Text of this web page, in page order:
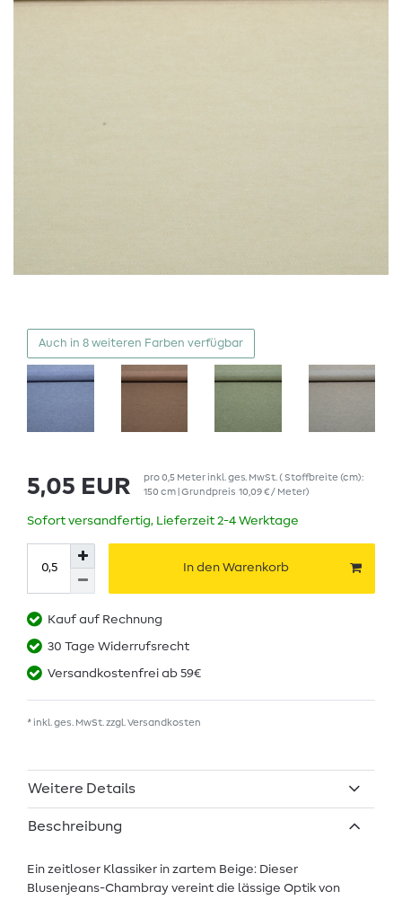
Auch in 8 weiteren Farben verfügbar
5,05 EUR pro0,5 Meterinkl. ges. MwSt. ( Stoffbreite (cm):
150 cm | Grundpreis 10,09 € / Meter)
Sofort versandfertig, Lieferzeit 2-4 Werktage
In den Warenkorb
Kauf auf Rechnung
30 Tage Widerrufsrecht
Versandkostenfrei ab 59€
* inkl. ges. MwSt. zzgl. Versandkosten
Weitere Details
Beschreibung
Ein zeitloser Klassiker in zartem Beige: Dieser
Blusenjeans-Chambray vereint die lässige Optik von